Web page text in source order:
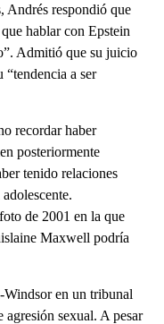
Andrés respondió que
hablar con Epstein
Admitió que su juicio
a ser
recordar haber
posteriormente
tenido relaciones
de 2001 en la que
Maxwell podría
en un tribunal
sexual. A pesar